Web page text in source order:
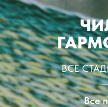
ВСЕ
Все